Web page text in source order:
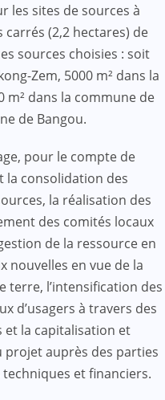
les sites de sources à
(2,2 hectares) de
sources choisies : soit
Zem, 5000 m² dans la
m² dans la commune de
de Bangou.
pour le compte de
la consolidation des
la réalisation des
des comités locaux
de la ressource en
nouvelles en vue de la
terre, l’intensification des
d’usagers à travers des
et la capitalisation et
auprès des parties
et financiers.